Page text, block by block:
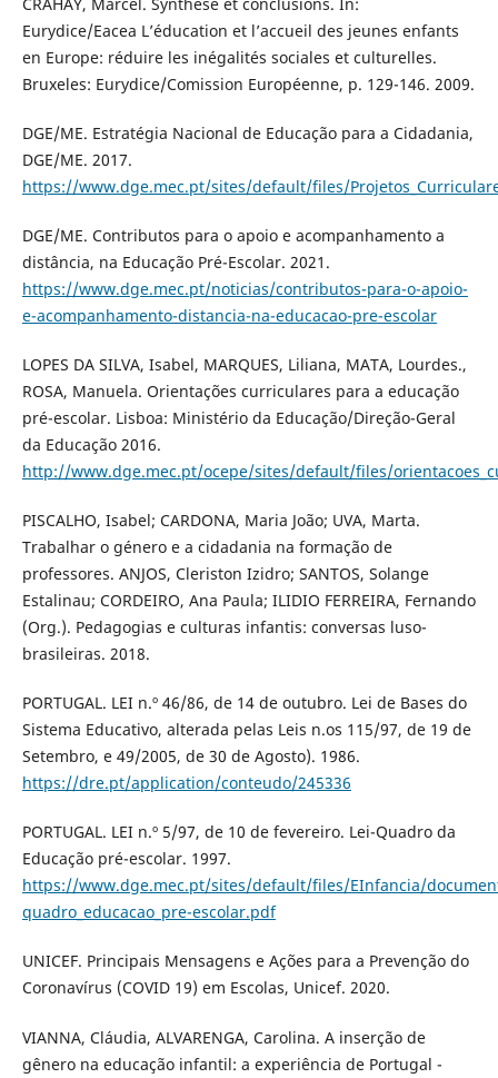
CRAHAY, Marcel. Synthèse et conclusions. In:
Eurydice/Eacea L’éducation et l’accueil des jeunes enfants
en Europe: réduire les inégalités sociales et culturelles.
Bruxeles: Eurydice/Comission Européenne, p. 129-146. 2009.
DGE/ME. Estratégia Nacional de Educação para a Cidadania,
DGE/ME. 2017.
https://www.dge.mec.pt/sites/default/files/
DGE/ME. Contributos para o apoio e acompanhamento a
distância, na Educação Pré-Escolar. 2021.
https://www.dge.mec.pt/noticias/contributos-para-o-apoio-
e-acompanhamento-distancia-na-educacao-pre-escolar
LOPES DA SILVA, Isabel, MARQUES, Liliana, MATA, Lourdes.,
ROSA, Manuela. Orientações curriculares para a educação
pré-escolar. Lisboa: Ministério da Educação/Direção-Geral
da Educação 2016.
http://www.dge.mec.pt/ocepe/sites/default/files/
PISCALHO, Isabel; CARDONA, Maria João; UVA, Marta.
Trabalhar o género e a cidadania na formação de
professores. ANJOS, Cleriston Izidro; SANTOS, Solange
Estalinau; CORDEIRO, Ana Paula; ILIDIO FERREIRA, Fernando
(Org.). Pedagogias e culturas infantis: conversas luso-
brasileiras. 2018.
PORTUGAL. LEI n.º 46/86, de 14 de outubro. Lei de Bases do
Sistema Educativo, alterada pelas Leis n.os 115/97, de 19 de
Setembro, e 49/2005, de 30 de Agosto). 1986.
https://dre.pt/application/conteudo/245336
PORTUGAL. LEI n.º 5/97, de 10 de fevereiro. Lei-Quadro da
Educação pré-escolar. 1997.
https://www.dge.mec.pt/sites/default/files/EInfancia/
quadro_educacao_pre-escolar.pdf
UNICEF. Principais Mensagens e Ações para a Prevenção do
Coronavírus (COVID 19) em Escolas, Unicef. 2020.
VIANNA, Cláudia, ALVARENGA, Carolina. A inserção de
gênero na educação infantil: a experiência de Portugal -